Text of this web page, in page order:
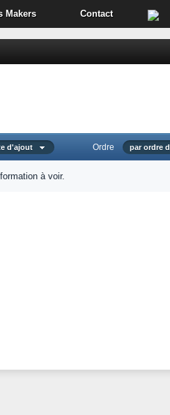
Makers Contact
d'ajout Ordre par ordre
à voir.